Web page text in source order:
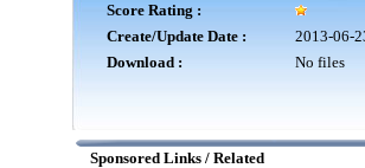
Score Rating :
Create/Update Date :
2013-06-
Download :
No files
Sponsored Links / Related